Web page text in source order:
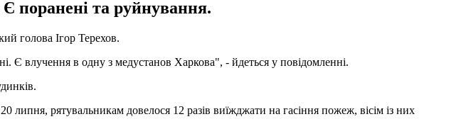
Є поранені та руйнування.
голова Ігор Терехов.
Є влучення в одну з медустанов Харкова", - йдеться у повідомленні.
липня, рятувальникам довелося 12 разів виїжджати на гасіння пожеж, вісім із них